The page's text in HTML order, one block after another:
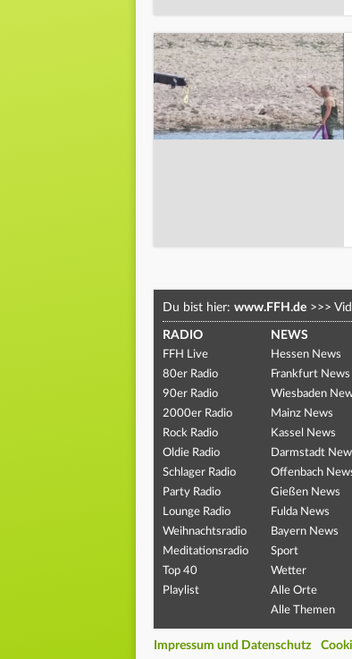
Du bist hier: www.FFH.de >>>
RADIO
FFH Live
80er Radio
90er Radio
2000er Radio
Rock Radio
Oldie Radio
Schlager Radio
Party Radio
Lounge Radio
Weihnachtsradio
Meditationsradio
Top 40
Playlist
NEWS
Hessen News
Frankfurt News
Wiesbaden
Mainz News
Kassel News
Darmstadt
Offenbach
Gießen News
Fulda News
Bayern News
Sport
Wetter
Alle Orte
Alle Themen
Impressum und Datenschutz